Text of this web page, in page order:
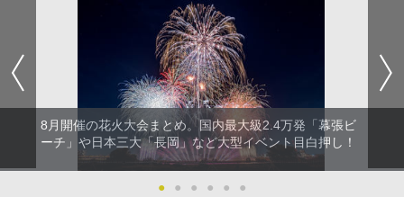
8月開催の花火大会まとめ。国内最大級2.4万発「幕張ビ
ーチ」や日本三大「長岡」など大型イベント目白押し！
● ● ● ● ● ●